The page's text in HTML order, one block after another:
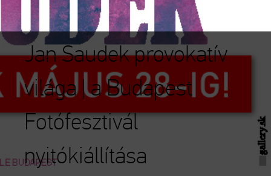
Jan Saudek provokatív
világa | a Budapest
Fotófesztivál
nyitókiállítása